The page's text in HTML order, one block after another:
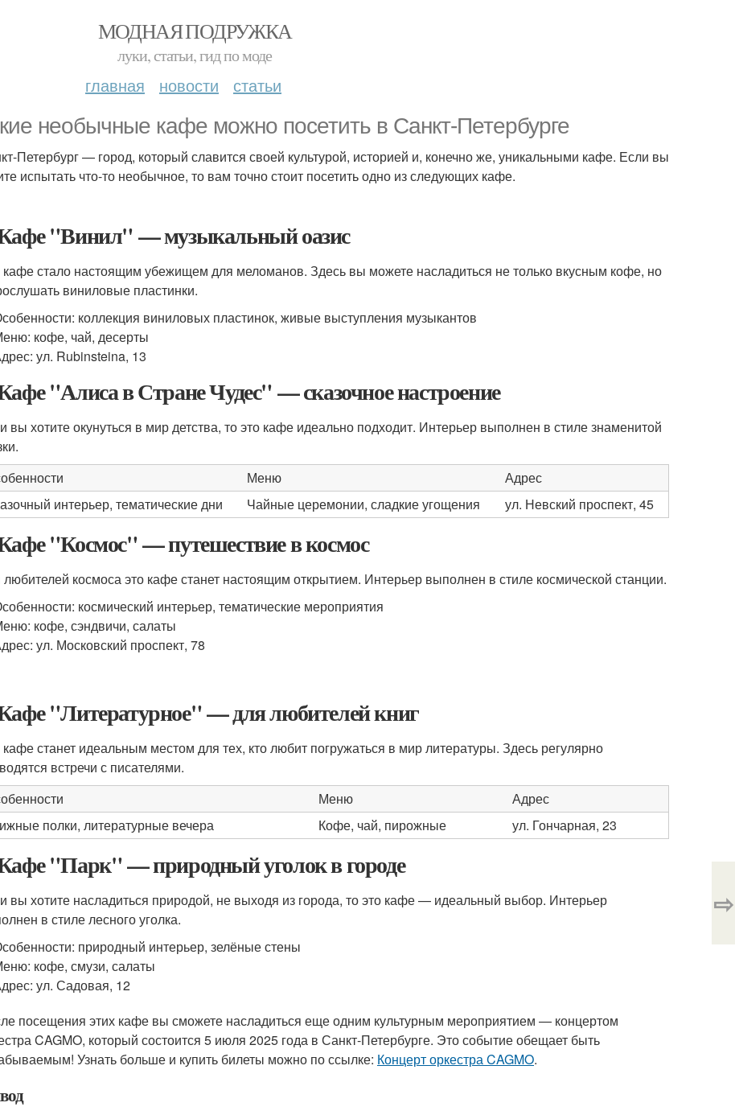
МОДНАЯ ПОДРУЖКА
луки, статьи, гид по моде
главная новости статьи
необычные кафе можно посетить в Санкт-Петербурге
Петербург — город, который славится своей культурой, историей и, конечно же, уникальными кафе. Если вы
испытать что-то необычное, то вам точно стоит посетить одно из следующих кафе.
"Винил" — музыкальный оазис
кафе стало настоящим убежищем для меломанов. Здесь вы можете насладиться не только вкусным кофе, но
виниловые пластинки.
коллекция виниловых пластинок, живые выступления музыкантов
кофе, чай, десерты
ул. Rubinsteina, 13
"Алиса в Стране Чудес" — сказочное настроение
вы хотите окунуться в мир детства, то это кафе идеально подходит. Интерьер выполнен в стиле знаменитой
Меню
Адрес
интерьер, тематические дни
Чайные церемонии, сладкие угощения ул. Невский проспект, 45
"Космос" — путешествие в космос
космоса это кафе станет настоящим открытием. Интерьер выполнен в стиле космической станции.
космический интерьер, тематические мероприятия
кофе, сэндвичи, салаты
ул. Московский проспект, 78
"Литературное" — для любителей книг
станет идеальным местом для тех, кто любит погружаться в мир литературы. Здесь регулярно
встречи с писателями.
Меню
Адрес
полки, литературные вечера
Кофе, чай, пирожные ул. Гончарная, 23
"Парк" — природный уголок в городе
вы хотите насладиться природой, не выходя из города, то это кафе — идеальный выбор. Интерьер
в стиле лесного уголка.
природный интерьер, зелёные стены
кофе, смузи, салаты
ул. Садовая, 12
посещения этих кафе вы сможете насладиться еще одним культурным мероприятием — концертом
CAGMO, который состоится 5 июля 2025 года в Санкт-Петербурге. Это событие обещает быть
Узнать больше и купить билеты можно по ссылке: Концерт оркестра CAGMO.
⇨